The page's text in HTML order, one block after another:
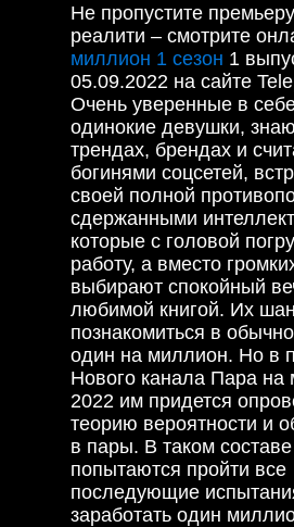
Не пропустите
реалити – смотрите
миллион 1 сезон 1
05.09.2022 на сайте
Очень уверенные в
одинокие девушки,
трендах, брендах и
богинями соцсетей,
своей полной
сдержанными
которые с головой
работу, а вместо
выбирают спокойный
любимой книгой. Их
познакомиться в
один на миллион. Но в
Нового канала Пара на
2022 им придется
теорию вероятности и
в пары. В таком
попытаются пройти все
последующие
заработать один